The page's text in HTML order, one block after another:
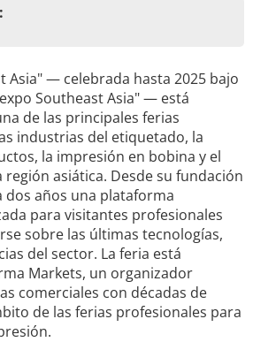
Asia" — celebrada hasta 2025 bajo
Southeast Asia" — está
de las principales ferias
industrias del etiquetado, la
la impresión en bobina y el
asiática. Desde su fundación
dos años una plataforma
para visitantes profesionales
sobre las últimas tecnologías,
del sector. La feria está
Markets, un organizador
comerciales con décadas de
de las ferias profesionales para